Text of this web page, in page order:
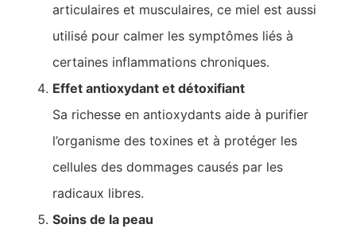
articulaires et musculaires, ce miel est aussi
utilisé pour calmer les symptômes liés à
certaines inflammations chroniques.
Effet antioxydant et détoxifiant
Sa richesse en antioxydants aide à purifier
l’organisme des toxines et à protéger les
cellules des dommages causés par les
radicaux libres.
Soins de la peau